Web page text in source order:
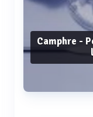
Camphre -